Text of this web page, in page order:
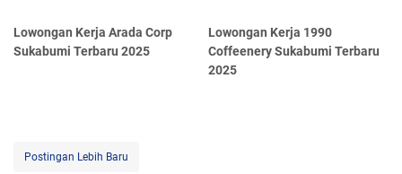
Lowongan Kerja Arada Corp
Sukabumi Terbaru 2025
Lowongan Kerja 1990
Coffeenery Sukabumi Terbaru
2025
Postingan Lebih Baru